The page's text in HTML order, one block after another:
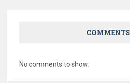
COMMENTS
No comments to show.